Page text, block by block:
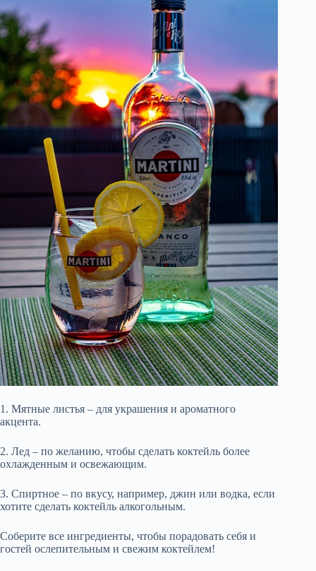
1. Мятные листья – для украшения и ароматного
акцента.
2. Лед – по желанию, чтобы сделать коктейль более
охлажденным и освежающим.
3. Спиртное – по вкусу, например, джин или водка, если
хотите сделать коктейль алкогольным.
Соберите все ингредиенты, чтобы порадовать себя и
гостей ослепительным и свежим коктейлем!